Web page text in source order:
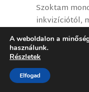
Szoktam
inkvizíciótól,
fognak
jelenti, hogy
iránti
A weboldalon a
használunk.
Részletek
Elfogad